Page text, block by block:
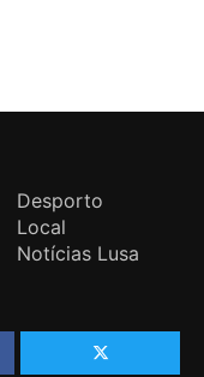
Desporto
Local
Notícias Lusa